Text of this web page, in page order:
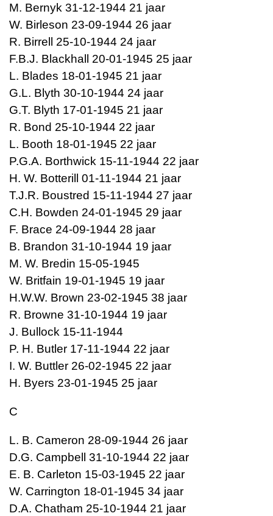
M. Bernyk 31-12-1944 21 jaar
W. Birleson 23-09-1944 26 jaar
R. Birrell 25-10-1944 24 jaar
F.B.J. Blackhall 20-01-1945 25 jaar
L. Blades 18-01-1945 21 jaar
G.L. Blyth 30-10-1944 24 jaar
G.T. Blyth 17-01-1945 21 jaar
R. Bond 25-10-1944 22 jaar
L. Booth 18-01-1945 22 jaar
P.G.A. Borthwick 15-11-1944 22 jaar
H. W. Botterill 01-11-1944 21 jaar
T.J.R. Boustred 15-11-1944 27 jaar
C.H. Bowden 24-01-1945 29 jaar
F. Brace 24-09-1944 28 jaar
B. Brandon 31-10-1944 19 jaar
M. W. Bredin 15-05-1945
W. Britfain 19-01-1945 19 jaar
H.W.W. Brown 23-02-1945 38 jaar
R. Browne 31-10-1944 19 jaar
J. Bullock 15-11-1944
P. H. Butler 17-11-1944 22 jaar
I. W. Buttler 26-02-1945 22 jaar
H. Byers 23-01-1945 25 jaar
C
L. B. Cameron 28-09-1944 26 jaar
D.G. Campbell 31-10-1944 22 jaar
E. B. Carleton 15-03-1945 22 jaar
W. Carrington 18-01-1945 34 jaar
D.A. Chatham 25-10-1944 21 jaar